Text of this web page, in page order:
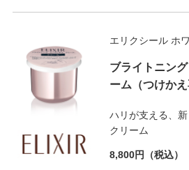
エリクシール ホ
ブライトニン
ーム（つけかえ
ハリが支える、
クリーム
8,800円 （税込）